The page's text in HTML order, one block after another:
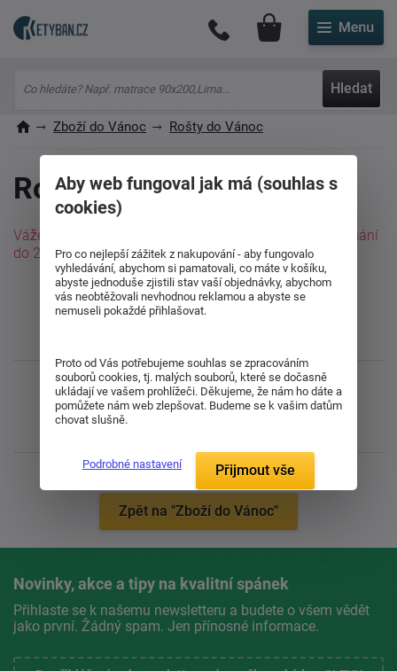
Hledat
Můj účet
Zboží do Vánoc Rošty do Vánoc
Rošty do Vánoc 2020
Vážení zákazníci, rošty vedené skladem Vám při objednání
do 21.12. do 9:00 doručíme do Vánoc.
Líbil se vám článek? Sdílejte ho s přáteli
Zpět na "Zboží do Vánoc"
Novinky, akce a tipy na kvalitní spánek
Přihlaste se k našemu newsletteru a budete o všem vědět
jako první. Žádný spam. Jen přínosné informace.
Aby web fungoval jak má (souhlas s
cookies)
Pro co nejlepší zážitek z nakupování - aby fungovalo
vyhledávání, abychom si pamatovali, co máte v košíku,
abyste jednoduše zjistili stav vaší objednávky, abychom
vás neobtěžovali nevhodnou reklamou a abyste se
nemuseli pokaždé přihlašovat.
Proto od Vás potřebujeme souhlas se zpracováním
souborů cookies, tj. malých souborů, které se dočasně
ukládají ve vašem prohlížeči. Děkujeme, že nám ho dáte a
pomůžete nám web zlepšovat. Budeme se k vašim datům
chovat slušně.
Podrobné nastavení Přijmout vše